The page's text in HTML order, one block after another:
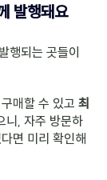
발행돼요
행되는 곳들이
매할 수 있고 최
니, 자주 방문하
면 미리 확인해